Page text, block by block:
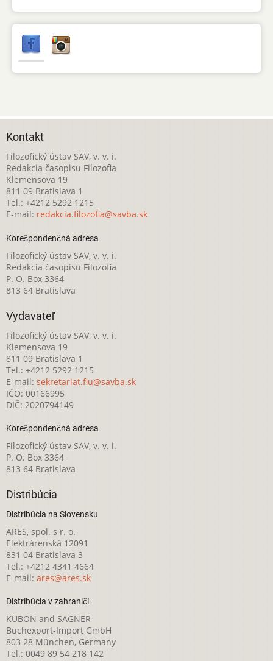
Kontakt
Filozofický ústav SAV, v. v. i.
Redakcia časopisu Filozofia
Klemensova 19
811 09 Bratislava 1
Tel.: +4212 5292 1215
E-mail: redakcia.filozofia@savba.sk
Korešpondenčná adresa
Filozofický ústav SAV, v. v. i.
Redakcia časopisu Filozofia
P. O. Box 3364
813 64 Bratislava
Vydavateľ
Filozofický ústav SAV, v. v. i.
Klemensova 19
811 09 Bratislava 1
Tel.: +4212 5292 1215
E-mail: sekretariat.fiu@savba.sk
IČO: 00166995
DIČ: 2020794149
Korešpondenčná adresa
Filozofický ústav SAV, v. v. i.
P. O. Box 3364
813 64 Bratislava
Distribúcia
Distribúcia na Slovensku
ARES, spol. s r. o.
Elektrárenská 12091
831 04 Bratislava 3
Tel.: +4212 4341 4664
E-mail: ares@ares.sk
Distribúcia v zahraničí
KUBON and SAGNER
Buchexport-Import GmbH
803 28 München, Germany
Tel.: 0049 89 54 218 142